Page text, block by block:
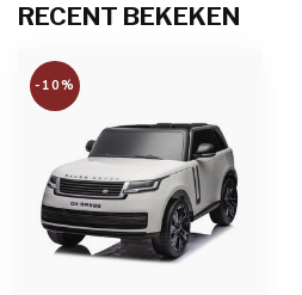
RECENT BEKEKEN
-10%